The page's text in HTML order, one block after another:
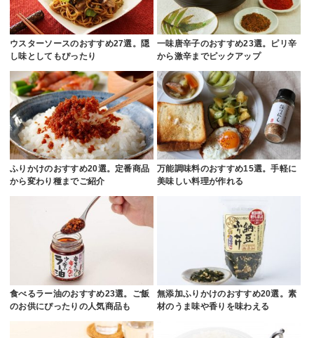
ウスターソースのおすすめ27選。隠
し味としてもぴったり
一味唐辛子のおすすめ23選。ピリ辛
から激辛までピックアップ
ふりかけのおすすめ20選。定番商品
から変わり種までご紹介
万能調味料のおすすめ15選。手軽に
美味しい料理が作れる
食べるラー油のおすすめ23選。ご飯
のお供にぴったりの人気商品も
無添加ふりかけのおすすめ20選。素
材のうま味や香りを味わえる